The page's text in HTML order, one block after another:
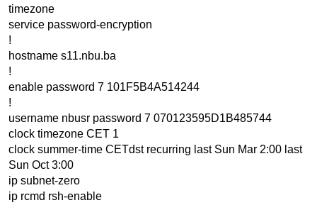
timezone
service password-encryption
!
hostname s11.nbu.ba
!
enable password 7 101F5B4A514244
!
username nbusr password 7 070123595D1B485744
clock timezone CET 1
clock summer-time CETdst recurring last Sun Mar 2:00 last
Sun Oct 3:00
ip subnet-zero
ip rcmd rsh-enable